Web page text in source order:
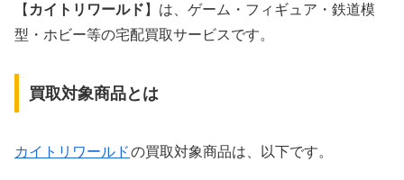
【 カイトリワールド 】は、ゲーム・フィギュア・鉄道模
型・ホビー等の宅配買取サービスです。
買取対象商品とは
カイトリワールドの買取対象商品は、以下です。